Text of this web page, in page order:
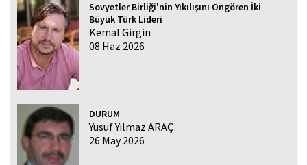
Sovyetler Birliği'nin Yıkılışını Öngören İki
Büyük Türk Lideri
Kemal Girgin
08 Haz 2026
DURUM
Yusuf Yılmaz ARAÇ
26 May 2026